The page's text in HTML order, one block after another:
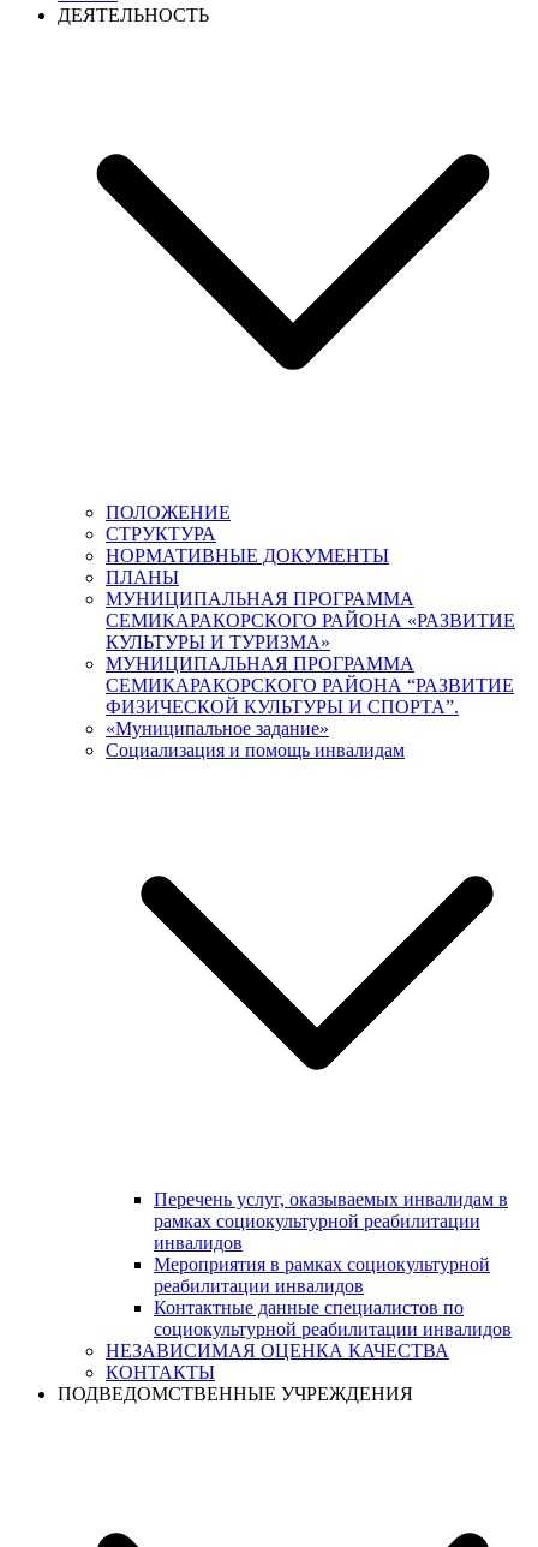
ДЕЯТЕЛЬНОСТЬ
ПОЛОЖЕНИЕ
СТРУКТУРА
НОРМАТИВНЫЕ ДОКУМЕНТЫ
ПЛАНЫ
МУНИЦИПАЛЬНАЯ ПРОГРАММА
СЕМИКАРАКОРСКОГО РАЙОНА «РАЗВИТИЕ
КУЛЬТУРЫ И ТУРИЗМА»
МУНИЦИПАЛЬНАЯ ПРОГРАММА
СЕМИКАРАКОРСКОГО РАЙОНА “РАЗВИТИЕ
ФИЗИЧЕСКОЙ КУЛЬТУРЫ И СПОРТА”.
«Муниципальное задание»
Социализация и помощь инвалидам
Перечень услуг, оказываемых инвалидам в
рамках социокультурной реабилитации
инвалидов
Мероприятия в рамках социокультурной
реабилитации инвалидов
Контактные данные специалистов по
социокультурной реабилитации инвалидов
НЕЗАВИСИМАЯ ОЦЕНКА КАЧЕСТВА
КОНТАКТЫ
ПОДВЕДОМСТВЕННЫЕ УЧРЕЖДЕНИЯ